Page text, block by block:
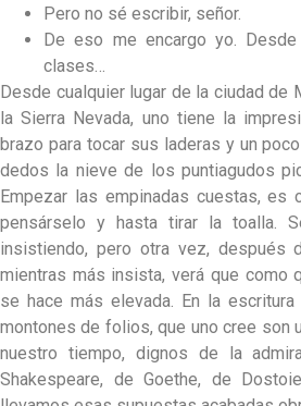
Pero no sé escribir, señor.
De eso me encargo yo. Desde
clases…
Desde cualquier lugar de la ciudad de
la Sierra Nevada, uno tiene la
brazo para tocar sus laderas y un
dedos la nieve de los puntiagudos
Empezar las empinadas cuestas, es
pensárselo y hasta tirar la toalla.
insistiendo, pero otra vez, después
mientras más insista, verá que como
se hace más elevada. En la
montones de folios, que uno cree son
nuestro tiempo, dignos de la
Shakespeare, de Goethe, de